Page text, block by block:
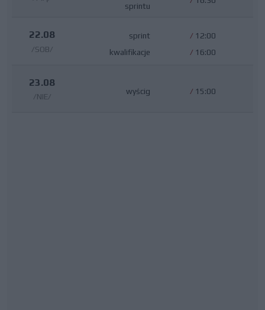
sprintu
22.08
/SOB/
sprint
kwalifikacje
/ 12:00
/ 16:00
23.08
/NIE/
wyścig / 15:00